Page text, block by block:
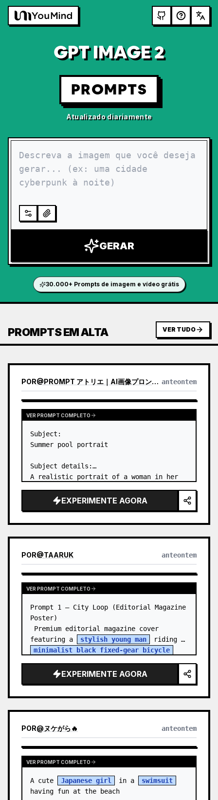
GPT IMAGE 2
PROMPTS
Atualizado diariamente
GERAR
30.000+ Prompts de imagem e vídeo grátis
PROMPTS EM ALTA VER TUDO
POR@PROMPT アトリエ｜AI画像プロンプト anteontem
VER PROMPT COMPLETO
Subject:
Summer pool portrait
Subject details:
A realistic portrait of a woman in her
pool, captured from behind. She is
wearing a white one-piece swimsuit and
EXPERIMENTE AGORA
POR@TAARUK anteontem
VER PROMPT COMPLETO
Prompt 1 — City Loop (Editorial Magazine
Poster)
Premium editorial magazine cover
featuring a
stylish young man
minimalist black fixed-gear bicycle
EXPERIMENTE AGORA
POR@ヌケがら🔥 anteontem
VER PROMPT COMPLETO
A cute Japanese girl in a
swimsuit
having fun at the beach